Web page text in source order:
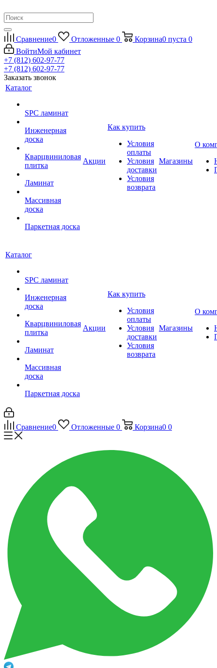
Сравнение0 Отложенные 0 Корзина0 пуста 0
ВойтиМой кабинет
+7 (812) 602-97-77
+7 (812) 602-97-77
Заказать звонок
Каталог
SPC ламинат
Инженерная
доска
Кварцвиниловая
плитка
Ламинат
Массивная
доска
Паркетная доска
Акции
Как купить
Условия
оплаты
Условия
доставки
Условия
возврата
Магазины
О
Каталог
SPC ламинат
Инженерная
доска
Кварцвиниловая
плитка
Ламинат
Массивная
доска
Паркетная доска
Акции
Как купить
Условия
оплаты
Условия
доставки
Условия
возврата
Магазины
О
Сравнение0 Отложенные 0 Корзина0 0